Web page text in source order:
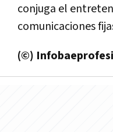
conjuga el
comunicaciones
(©)